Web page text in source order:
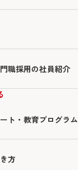
職採用の社員紹介
ト・ 教育プログラム
方